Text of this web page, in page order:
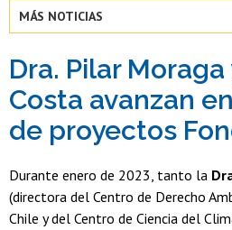
Egresadas/
MÁS NOTICIAS
Dra. Pilar Moraga
Costa avanzan
de proyectos
Durante enero de 2023, tanto la
(directora del Centro de Derecho
Chile y del Centro de Ciencia del